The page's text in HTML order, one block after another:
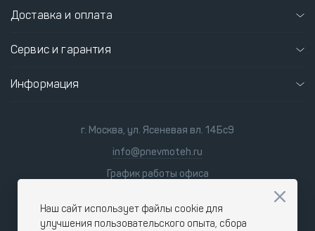
Доставка и оплата
Сервис и гарантия
Информация
г. Москва, ул. Ясеневая вл. 14Бс9
info@pnevmoteh.ru
График работы офиса
9:00 - 18:00
Наш сайт использует файлы cookie для
улучшения пользовательского опыта, сбора